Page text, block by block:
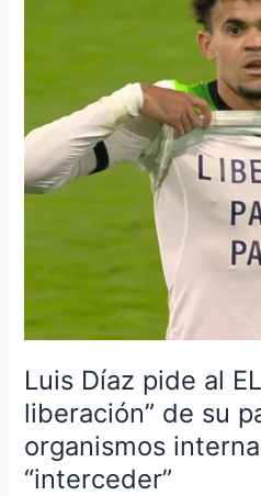
Luis Díaz pide al
liberación” de su
organismos
“interceder”
liberación”
de
su
papá,
organismos
internacionales,
“interceder”